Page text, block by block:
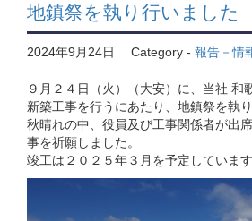
地鎮祭を執り行いました
2024年9月24日 Category - 報告－情
９月２４日（火）（大安）に、当社 和
新築工事を行うにあたり、地鎮祭を執り
秋晴れの中、役員及び工事関係者が出
事を祈願しました。
竣工は２０２５年３月を予定しています